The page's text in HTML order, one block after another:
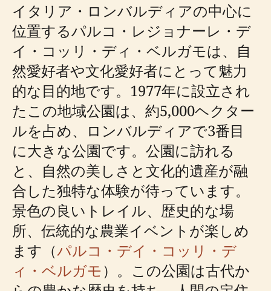
イタリア・ロンバルディアの中心に
位置するパルコ・レジョナーレ・デ
イ・コッリ・ディ・ベルガモは、自
然愛好者や文化愛好者にとって魅力
的な目的地です。1977年に設立され
たこの地域公園は、約5,000ヘクター
ルを占め、ロンバルディアで3番目
に大きな公園です。公園に訪れる
と、自然の美しさと文化的遺産が融
合した独特な体験が待っています。
景色の良いトレイル、歴史的な場
所、伝統的な農業イベントが楽しめ
ます（パルコ・デイ・コッリ・デ
ィ・ベルガモ）。この公園は古代か